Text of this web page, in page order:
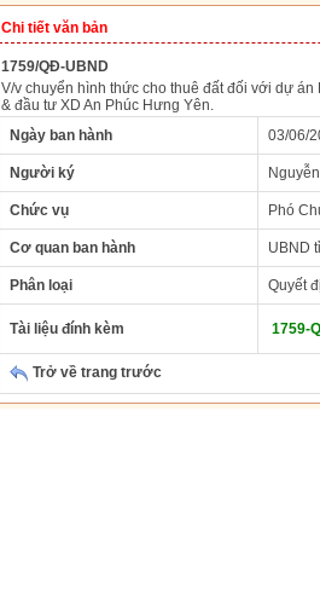
Chi tiết văn bản
1759/QĐ-UBND
V/v chuyển hình thức cho thuê đất đối với dự
& đầu tư XD An Phúc Hưng Yên.
Ngày ban hành
03/06/
Người ký
Chức vụ Phó
Cơ quan ban hành UBND
Phân loại Quyết
Tài liệu đính kèm 1759-
Trở về trang trước